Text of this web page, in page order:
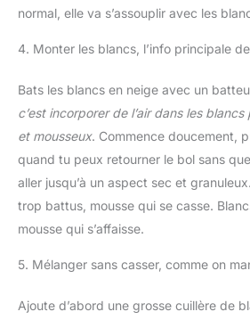
normal, elle va s’assouplir avec les
4. Monter les blancs, l’info principale
Bats les blancs en neige avec un
c’est incorporer de l’air dans les
et mousseux. Commence doucement,
quand tu peux retourner le bol sans
aller jusqu’à un aspect sec et
trop battus, mousse qui se casse.
mousse qui s’affaisse.
5. Mélanger sans casser, comme on
Ajoute d’abord une grosse cuillère de